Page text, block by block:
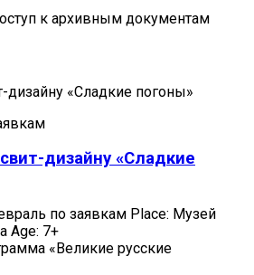
к архивным документам
дизайну «Сладкие погоны»
дизайну «Сладкие
по заявкам Place: Музей
Age: 7+
«Великие русские